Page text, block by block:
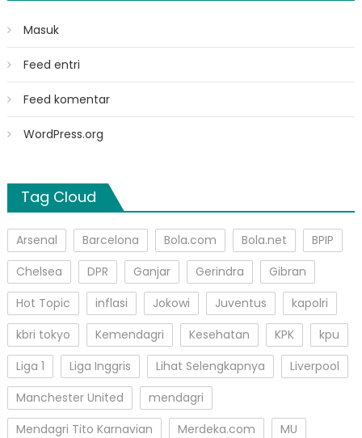
Masuk
Feed entri
Feed komentar
WordPress.org
Tag Cloud
Arsenal Barcelona Bola.com Bola.net
BPIP
Chelsea
DPR Ganjar Gerindra
Gibran
Hot Topic
inflasi Jokowi Juventus
kapolri
kbri tokyo
Kemendagri Kesehatan KPK
kpu
Liga 1
Liga Inggris Lihat Selengkapnya
Liverpool
Manchester United
mendagri
Mendagri Tito Karnavian
Merdeka.com
MU